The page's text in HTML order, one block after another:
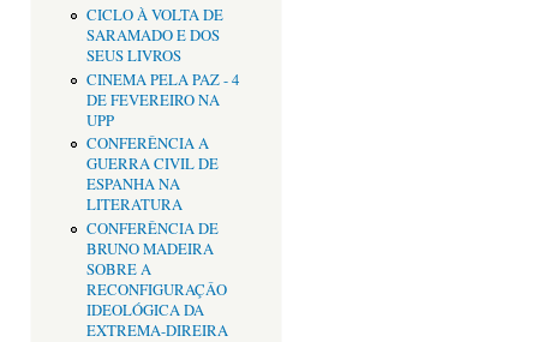
CICLO À VOLTA DE
SARAMADO E DOS
SEUS LIVROS
CINEMA PELA PAZ - 4
DE FEVEREIRO NA
UPP
CONFERÊNCIA A
GUERRA CIVIL DE
ESPANHA NA
LITERATURA
CONFERÊNCIA DE
BRUNO MADEIRA
SOBRE A
RECONFIGURAÇÂO
IDEOLÓGICA DA
EXTREMA-DIREIRA